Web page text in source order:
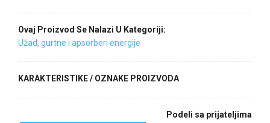
Ovaj Proizvod Se Nalazi U Kategoriji:
Užad, gurtne i apsorberi energije
KARAKTERISTIKE / OZNAKE PROIZVODA
Podeli sa prijateljima